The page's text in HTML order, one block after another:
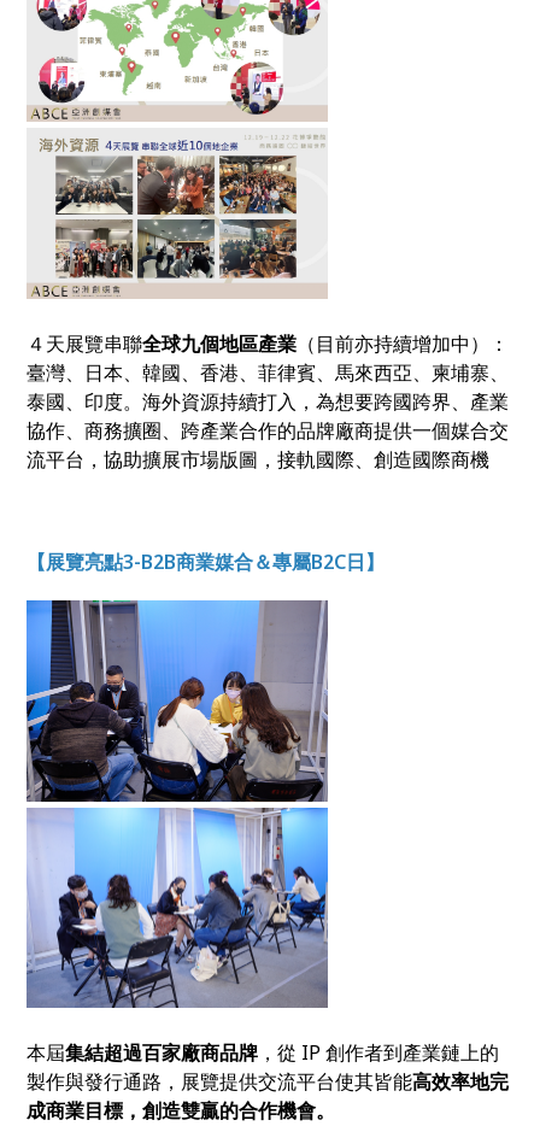
４天展覽串聯全球九個地區產業 （目前亦持續增加中）：
臺灣、日本、韓國、香港、菲律賓、馬來西亞、柬埔寨、
泰國、印度。海外資源持續打入，為想要跨國跨界、產業
協作、商務擴圈、跨產業合作的品牌廠商提供一個媒合交
流平台，協助擴展市場版圖，接軌國際、創造國際商機
【展覽亮點3-B2B商業媒合＆專屬B2C日】
本屆集結超過百家廠商品牌 ，從 IP 創作者到產業鏈上的
製作與發行通路，展覽提供交流平台使其皆能高效率地完
成商業目標，創造雙贏的合作機會。